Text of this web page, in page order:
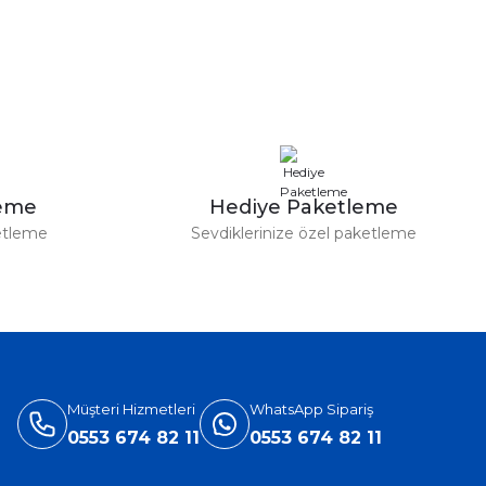
Hediye Paketleme
Sevdiklerinize özel paketleme
Müşteri Hizmetleri
0553 674 82 11
WhatsApp Sipariş
0553 674 82 11